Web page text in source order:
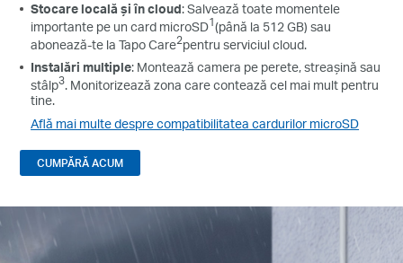
Stocare locală și în cloud: Salvează toate momentele
importante pe un card microSD1(până la 512 GB) sau
abonează-te la Tapo Care2pentru serviciul cloud.
Instalări multiple: Montează camera pe perete, streașină sau
stâlp3. Monitorizează zona care contează cel mai mult pentru
tine.
Află mai multe despre compatibilitatea cardurilor microSD
CUMPĂRĂ ACUM